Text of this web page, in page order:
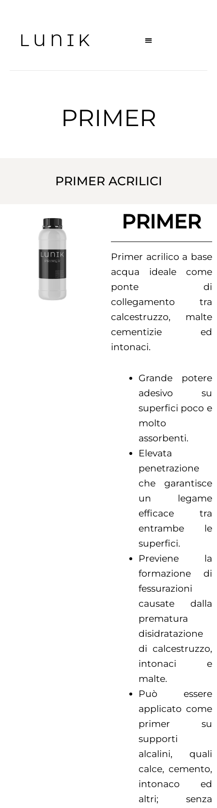
LUNIK
PRIMER
PRIMER ACRILICI
PRIMER
Primer acrilico a base
acqua ideale come
ponte di
collegamento tra
calcestruzzo, malte
cementizie ed
intonaci.
Grande potere
adesivo su
superfici poco e
molto
assorbenti.
Elevata
penetrazione
che garantisce
un legame
efficace tra
entrambe le
superfici.
Previene la
formazione di
fessurazioni
causate dalla
prematura
disidratazione
di calcestruzzo,
intonaci e
malte.
Può essere
applicato come
primer su
supporti
alcalini, quali
calce, cemento,
intonaco ed
altri; senza